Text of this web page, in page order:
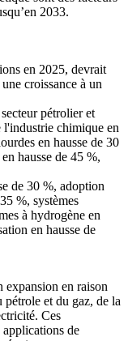
2033.
en 2025, devrait
croissance à un
pétrolier et
l'industrie chimique en
en hausse de 30
hausse de 45 %,
de 30 %, adoption
%, systèmes
à hydrogène en
en hausse de
expansion en raison
pétrole et du gaz, de la
Ces
applications de